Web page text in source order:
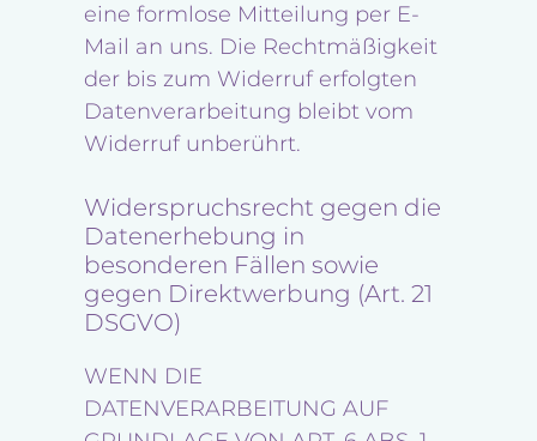
eine formlose Mitteilung per E-
Mail an uns. Die Rechtmäßigkeit
der bis zum Widerruf erfolgten
Datenverarbeitung bleibt vom
Widerruf unberührt.
Widerspruchsrecht gegen die
Datenerhebung in
besonderen Fällen sowie
gegen Direktwerbung (Art. 21
DSGVO)
WENN DIE
DATENVERARBEITUNG AUF